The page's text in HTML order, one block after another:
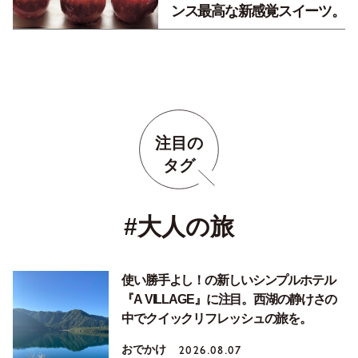
ンス最高な新感覚スイーツ。
注目の
タグ
#大人の旅
使い勝手よし！の新しいシンプルホテル
『A VILLAGE』に注目。西湖の静けさの
中でクイックリフレッシュの旅を。
おでかけ 2026.08.07